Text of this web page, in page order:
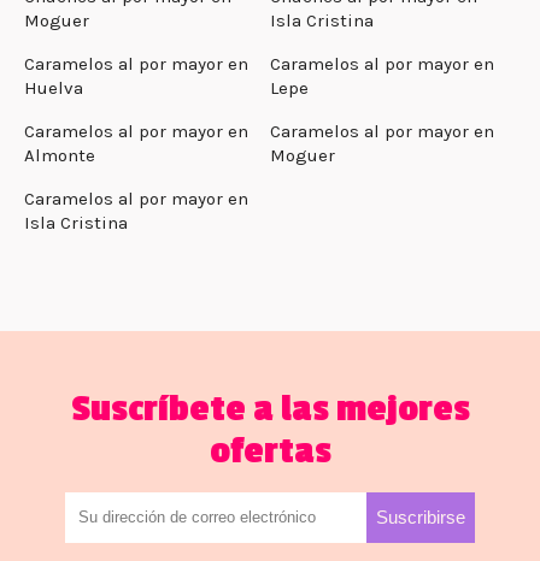
Moguer
Isla Cristina
Caramelos al por mayor en
Huelva
Caramelos al por mayor en
Lepe
Caramelos al por mayor en
Almonte
Caramelos al por mayor en
Moguer
Caramelos al por mayor en
Isla Cristina
Suscríbete a las mejores
ofertas